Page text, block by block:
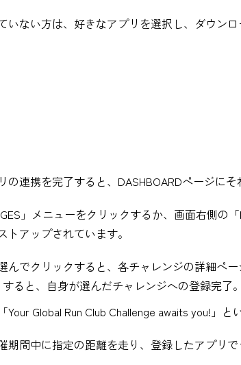
いない方は、好きなアプリを選択し、ダウン
連携を完了すると、DASHBOARDページにそ
」メニューをクリックするか、画面右側の
アップされています。
でクリックすると、各チャレンジの詳細ペ
ると、自身が選んだチャレンジへの登録完了。
Global Run Club Challenge awaits you!」と
間中に指定の距離を走り、登録したアプリで